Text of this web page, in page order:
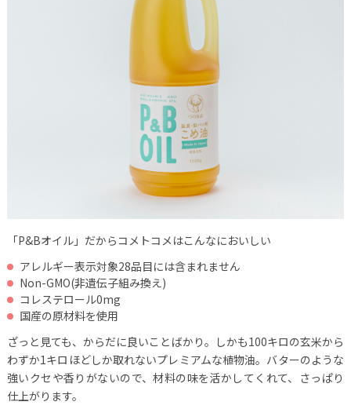
「P&Bオイル」だからコメトコメはこんなにおいしい
アレルギー表示対象28品目には含まれません
Non-GMO(非遺伝子組み換え)
コレステロール0mg
国産の原材料を使用
ざっと見ても、からだに良いことばかり。しかも100キロの玄米から
わずか1キロほどしか取れないプレミアムな植物油。バターのような
強いクセや香りがないので、材料の味を活かしてくれて、さっぱり
仕上がります。